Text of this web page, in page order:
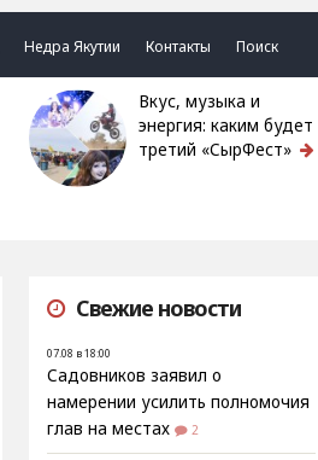
Недра Якутии Контакты Поиск
Вкус, музыка и
энергия: каким будет
третий «СырФест»
Свежие новости
07.08 в 18:00
Садовников заявил о
намерении усилить полномочия
глав на местах
2